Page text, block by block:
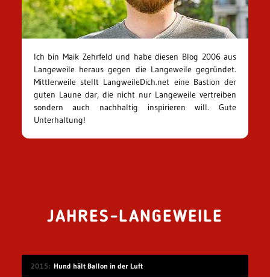
Ich bin Maik Zehrfeld und habe diesen Blog 2006 aus
Langeweile heraus gegen die Langeweile gegründet.
Mittlerweile stellt LangweileDich.net eine Bastion der
guten Laune dar, die nicht nur Langeweile vertreiben
sondern auch nachhaltig inspirieren will. Gute
Unterhaltung!
JAHRES-LANGEWEILE
2015 Hund hält Ballon in der Luft